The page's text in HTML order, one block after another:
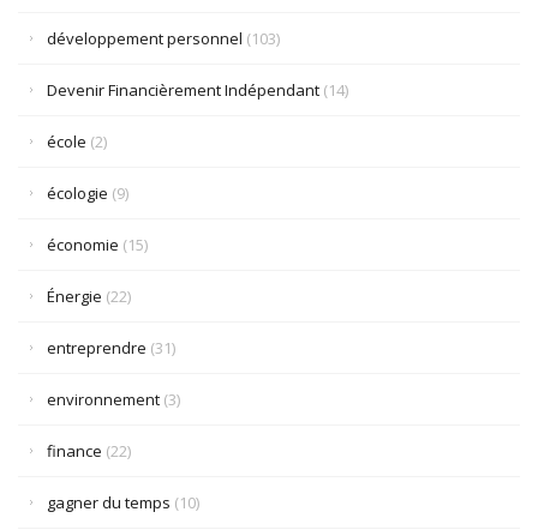
développement personnel (103)
Devenir Financièrement Indépendant (14)
école (2)
écologie (9)
économie (15)
Énergie (22)
entreprendre (31)
environnement (3)
finance (22)
gagner du temps (10)